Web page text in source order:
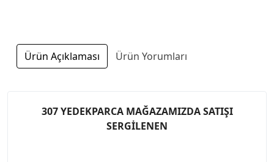
Ürün Açıklaması Ürün Yorumları
307 YEDEKPARCA MAĞAZAMIZDA SATIŞI
SERGİLENEN